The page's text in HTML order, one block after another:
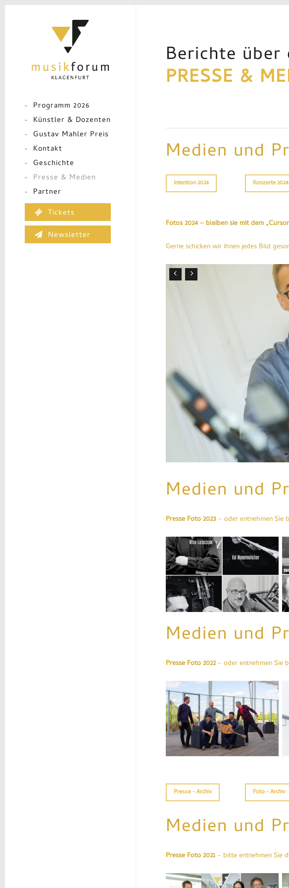
Programm 2026
Künstler & Dozenten
Gustav Mahler Preis
Kontakt
Geschichte
Presse & Medien
Partner
Tickets
Newsletter
Berichte
PRESSE &
Medien und
Intention 2024 Konzerte 2024
Fotos 2024 – bleiben sie mit dem „Cursor
Gerneschickenwir ihnen jedes Bild
Medien und
Presse Foto 2023– oder entnehmen Sie
Vito
Lesczak
&
Friends
Medien und
Presse Foto 2022– oder entnehmen Sie
20200706_Azawan_175_A2942_c
Presse - Archiv Foto - Archiv
Medien und
Presse Foto 2021– bitte entnehmen Sie
mf_viktring_024